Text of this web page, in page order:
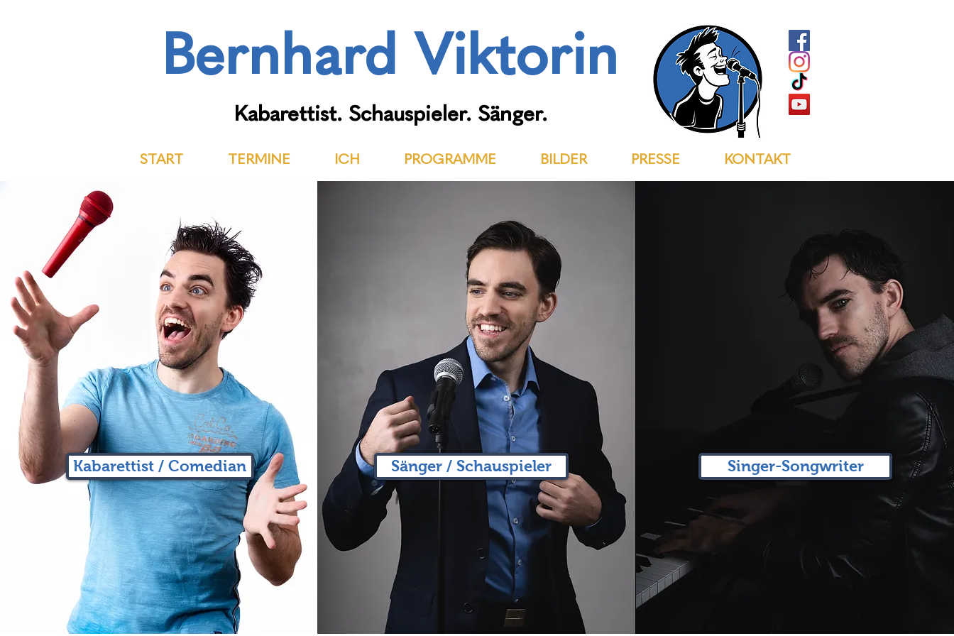
Bernhard Viktorin
Kabarettist. Schauspieler. Sänger.
START TERMINE ICH PROGRAMME BILDER PRESSE KONTAKT
Kabarettist / Comedian Sänger / Schauspieler Singer-Songwriter